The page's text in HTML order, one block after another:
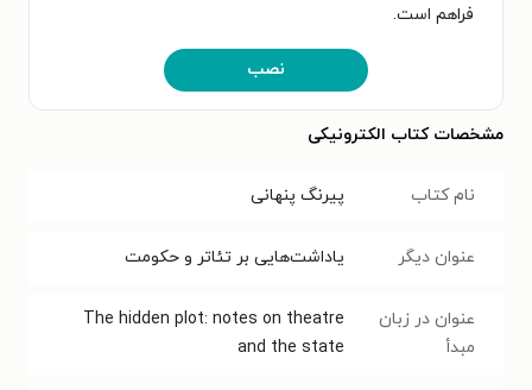
فراهم است.
نصب
مشخصات کتاب الکترونیکی
نام کتاب پیرنگ پنهانی
عنوان دیگر یاداشت‌هایی بر تئاتر و حکومت
عنوان در زبان
مبدأ
The hidden plot: notes on theatre
and the state